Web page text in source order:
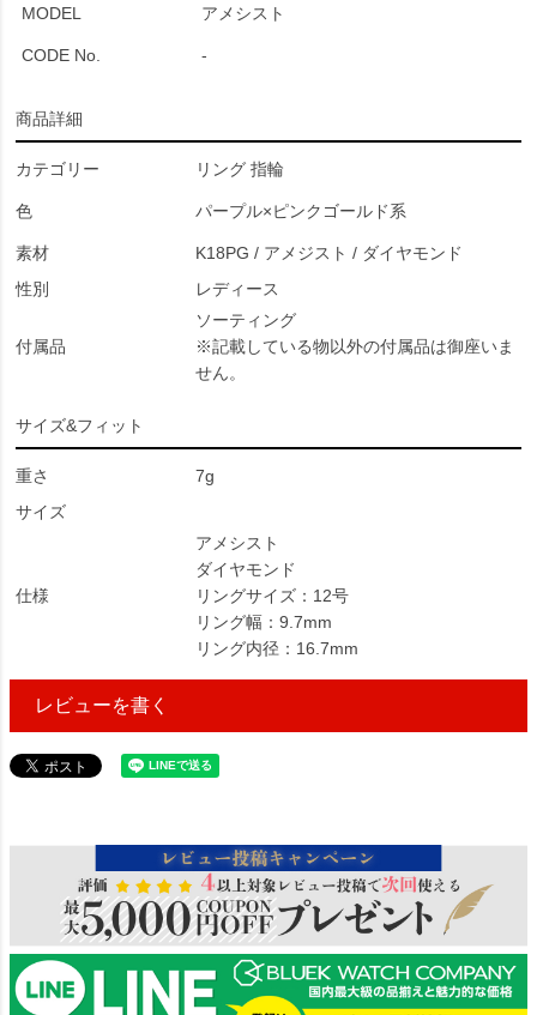
MODEL アメシスト
CODE No. -
商品詳細
カテゴリー リング 指輪
色 パープル×ピンクゴールド系
素材
K18PG / アメジスト / ダイヤモンド
性別
レディース
付属品
ソーティング
※記載している物以外の付属品は御座いま
せん。
サイズ&フィット
重さ
7g
サイズ
仕様
アメシスト
ダイヤモンド
リングサイズ：12号
リング幅：9.7mm
リング内径：16.7mm
レビューを書く